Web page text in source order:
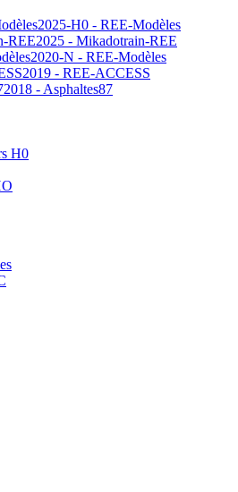
2025-H0 - REE-Modèles
2025 - Mikadotrain-REE
2020-N - REE-Modèles
2019 - REE-ACCESS
2018 - Asphaltes87
H0